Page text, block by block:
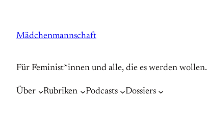
springen
Mädchenmannschaft
Für Feminist*innen und alle, die es werden wollen.
Über Rubriken Podcasts Dossiers